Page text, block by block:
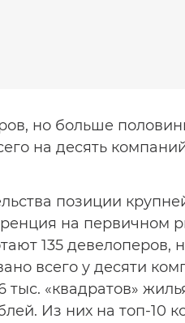
но больше
на десять
позиции
на первичном
135 девелоперов,
всего у десяти
«квадратов»
Из них на топ-10